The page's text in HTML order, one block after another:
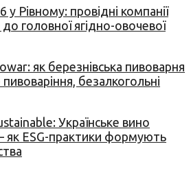
Рівному: провідні компанії
головної ягідно-овочевої
як березнівська пивоварня
безалкогольні
Українське вино
як ESG-практики формують